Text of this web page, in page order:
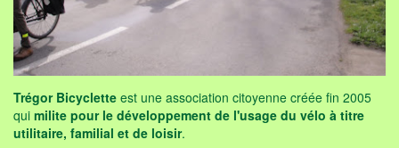
Trégor Bicyclette est une association citoyenne créée fin 2005
qui milite pour le développement de l'usage du vélo à titre
utilitaire, familial et de loisir.